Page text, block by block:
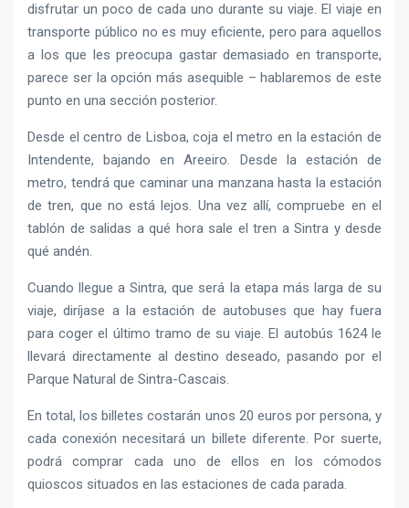
disfrutar un poco de cada uno durante su viaje. El viaje en
transporte público no es muy eficiente, pero para aquellos
a los que les preocupa gastar demasiado en transporte,
parece ser la opción más asequible – hablaremos de este
punto en una sección posterior.
Desde el centro de Lisboa, coja el metro en la estación de
Intendente, bajando en Areeiro. Desde la estación de
metro, tendrá que caminar una manzana hasta la estación
de tren, que no está lejos. Una vez allí, compruebe en el
tablón de salidas a qué hora sale el tren a Sintra y desde
qué andén.
Cuando llegue a Sintra, que será la etapa más larga de su
viaje, diríjase a la estación de autobuses que hay fuera
para coger el último tramo de su viaje. El autobús 1624 le
llevará directamente al destino deseado, pasando por el
Parque Natural de Sintra-Cascais.
En total, los billetes costarán unos 20 euros por persona, y
cada conexión necesitará un billete diferente. Por suerte,
podrá comprar cada uno de ellos en los cómodos
quioscos situados en las estaciones de cada parada.